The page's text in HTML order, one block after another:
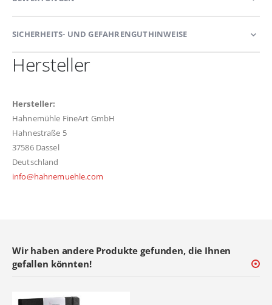
SICHERHEITS- UND GEFAHRENGUTHINWEISE
Hersteller
Hersteller:
Hahnemühle FineArt GmbH
Hahnestraße 5
37586 Dassel
Deutschland
info@hahnemuehle.com
Wir haben andere Produkte gefunden, die Ihnen
gefallen könnten!